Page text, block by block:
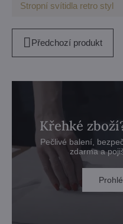
Stropní svítidla retro styl
Předchozí produkt
Křehké
Pečlivé balení,
zdarma a